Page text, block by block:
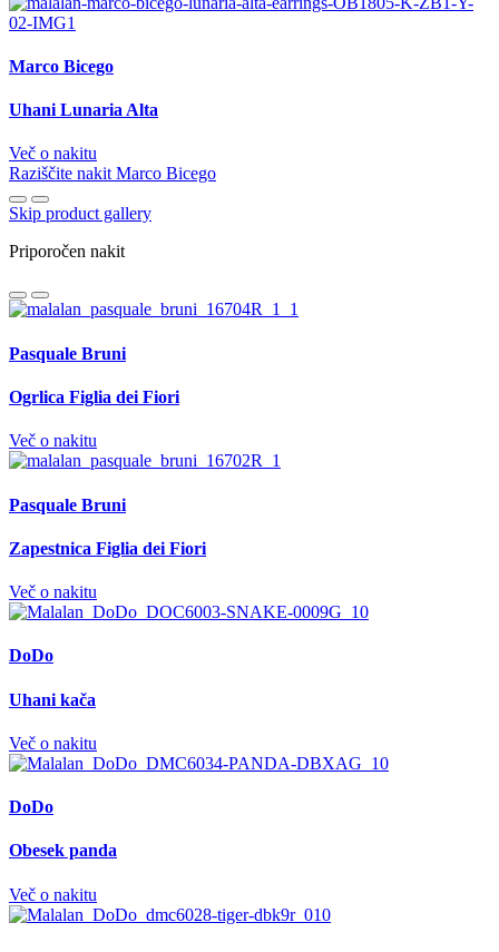
Marco Bicego
Uhani Lunaria Alta
Več o nakitu
Raziščite nakit Marco Bicego
Skip product gallery
Priporočen nakit
Pasquale Bruni
Ogrlica Figlia dei Fiori
Več o nakitu
Pasquale Bruni
Zapestnica Figlia dei Fiori
Več o nakitu
DoDo
Uhani kača
Več o nakitu
DoDo
Obesek panda
Več o nakitu